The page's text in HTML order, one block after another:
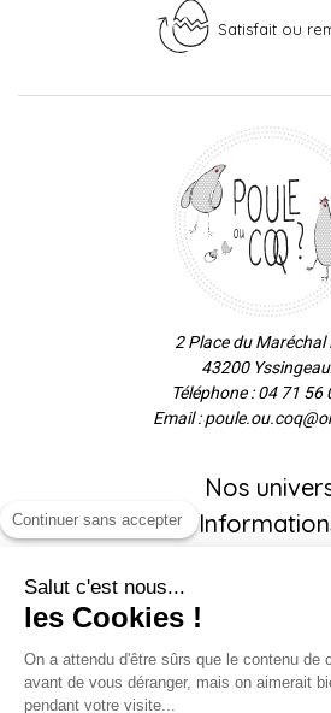
Satisfait ou
2 Place du Maréchal
43200
Téléphone : 04 71 56
Email :
Nos
Inscrivez-vous à la
Continuer sans accepter
Salut c'est nous...
les Cookies !
On a attendu d'être sûrs que le contenu de
avant de vous déranger, mais on aimerait
pendant votre visite...